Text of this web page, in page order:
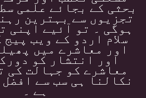
بحثی کے بجائے علمی
تجزیوں سے بہترین
ہوگی ۔ تو آئیے اپنی
سلام اردو کے ویب
اور معاشرے میں
اور انتشار کو
معاشرے کو جہالت کی
نکالنا ہی سب سے
ہے ۔